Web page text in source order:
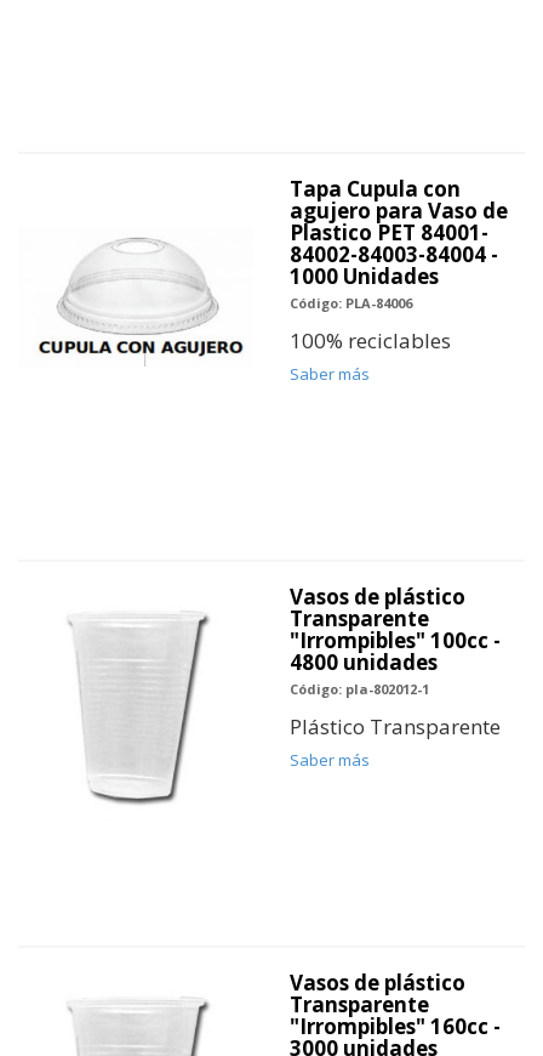
Tapa Cupula con
agujero para Vaso de
Plastico PET 84001-
84002-84003-84004 -
1000 Unidades
Código: PLA-84006
100% reciclables
Saber más
Vasos de plástico
Transparente
"Irrompibles" 100cc -
4800 unidades
Código: pla-802012-1
Plástico Transparente
Saber más
Vasos de plástico
Transparente
"Irrompibles" 160cc -
3000 unidades